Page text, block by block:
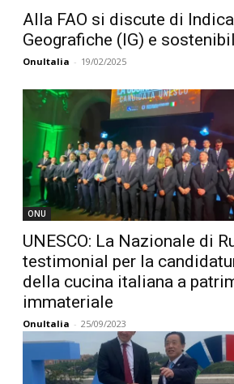
Alla FAO si discute di
Geografiche (IG) e
OnuItalia - 19/02/2025
ONU
UNESCO: La Nazionale di
testimonial per la
della cucina italiana a
immateriale
OnuItalia - 25/09/2023